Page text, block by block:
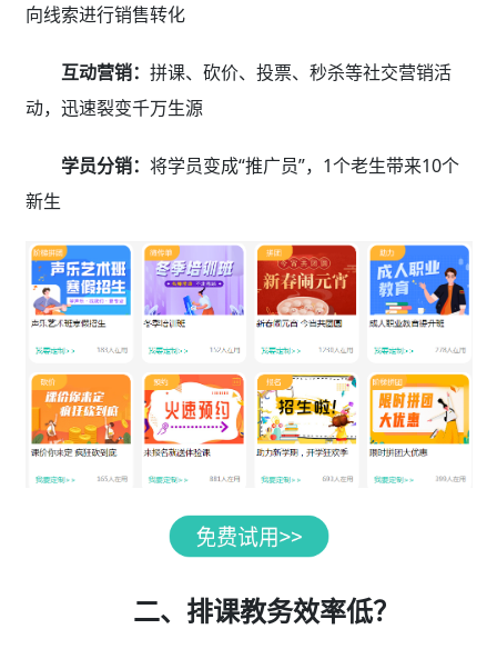
向线索进行销售转化
互动营销： 拼课、砍价、投票、秒杀等社交营销活
动，迅速裂变千万生源
学员分销： 将学员变成“推广员”，1个老生带来10个
新生
二、排课教务效率低？